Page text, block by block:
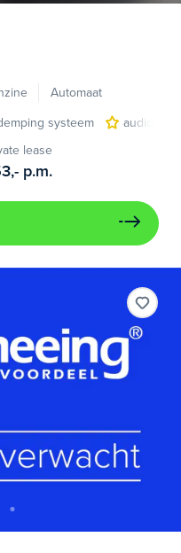
Automaat
systeem
audio
lease
p.m.